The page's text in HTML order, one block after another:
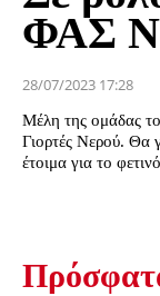
ΦΑΣ
28/07/2023 17:28
Μέλη της ομάδας
Γιορτές Νερού. Θα
έτοιμα για το